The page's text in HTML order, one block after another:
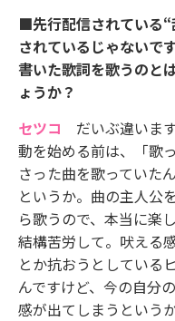
■先行配信されている
されているじゃないで
書いた歌詞を歌うのと
ょうか？
セツコ だいぶ違いま
動を始める前は、「歌
さった曲を歌っていた
というか。曲の主人公
ら歌うので、本当に楽
結構苦労して。吠える
とか抗おうとしている
んですけど、今の自分
感が出てしまうという